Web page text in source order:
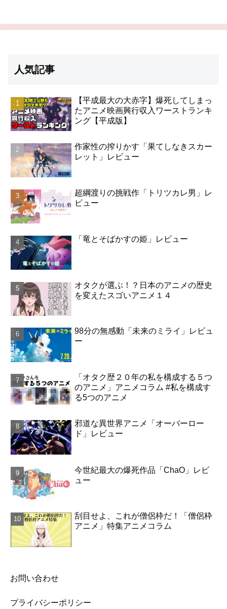
人気記事
【平成最大の大赤字】爆死してしまっ
たアニメ映画興行収入ワーストランキ
ング【平成版】
作家性の搾りかす「果てしなきスカー
レット」レビュー
超綱渡りの挑戦作「トリツカレ男」レ
ビュー
「竜とそばかすの姫」レビュー
オタクが選ぶ！？日本のアニメの歴史
を変えたスゴいアニメ１４
98分の無感動「未来のミライ」レビュ
ー
「オタク歴２０年の私を構成する５つ
のアニメ」アニメコラム #私を構成す
る5つのアニメ
邪道な異世界アニメ「オーバーロー
ド」レビュー
今世紀最大の爆死作品「ChaO」レビ
ュー
刮目せよ、これが僧侶枠だ！「僧侶枠
アニメ」特集アニメコラム
お問い合わせ
プライバシーポリシー